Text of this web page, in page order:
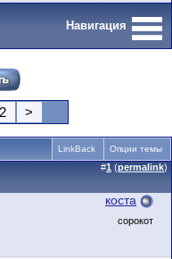
Навигация
2 >
LinkBack Опции темы
#1 (permalink)
коста
сорокот